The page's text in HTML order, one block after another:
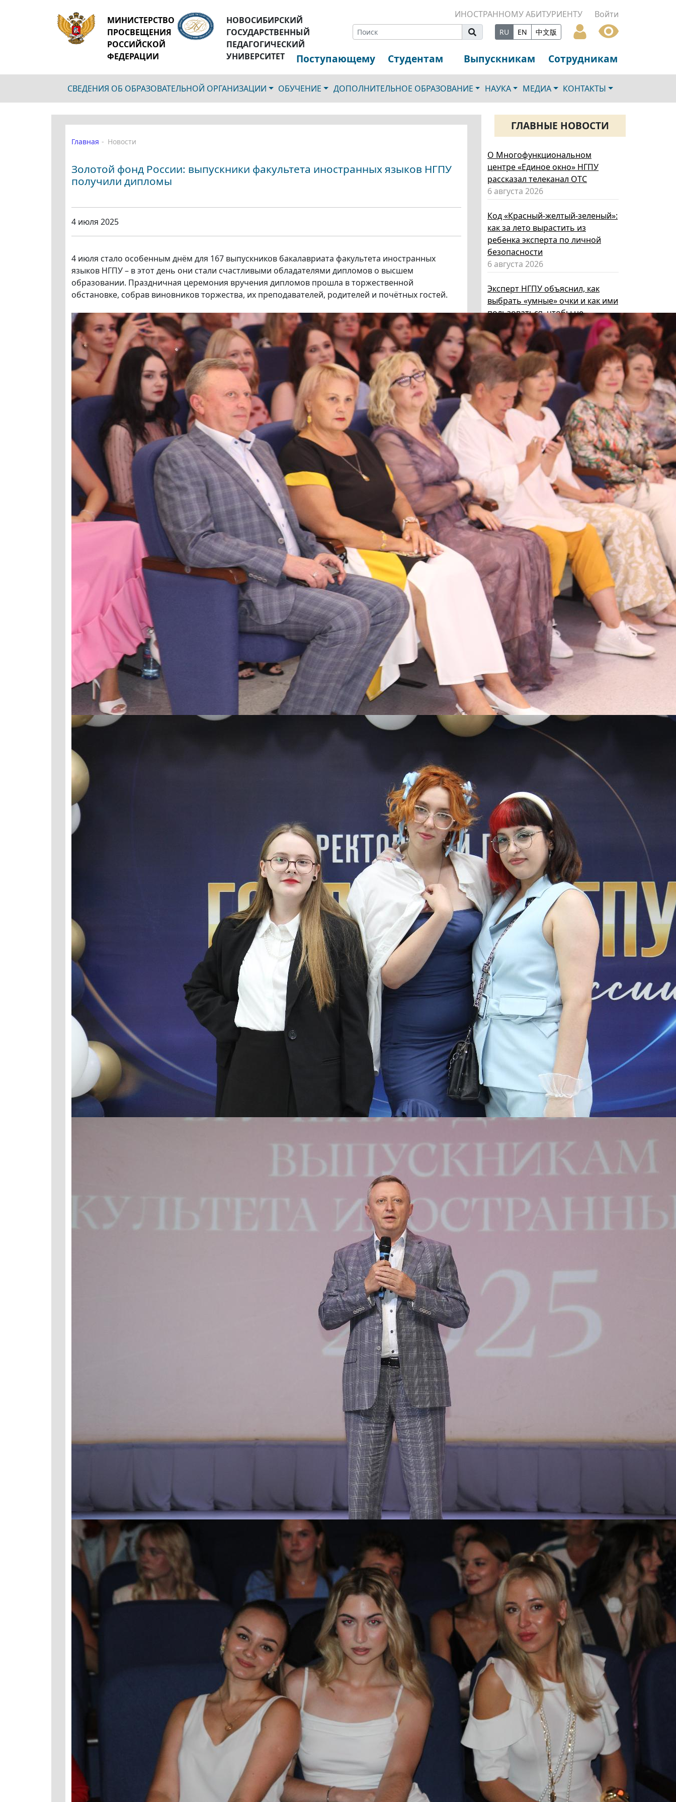
МИНИСТЕРСТВО
ПРОСВЕЩЕНИЯ
РОССИЙСКОЙ
ФЕДЕРАЦИИ
НОВОСИБИРСКИЙ
ГОСУДАРСТВЕННЫЙ
ПЕДАГОГИЧЕСКИЙ
УНИВЕРСИТЕТ
ИНОСТРАННОМУ АБИТУРИЕНТУ Войти
RU EN 中文版
Поступающему Студентам Выпускникам Сотрудникам
СВЕДЕНИЯ ОБ ОБРАЗОВАТЕЛЬНОЙ ОРГАНИЗАЦИИ ОБУЧЕНИЕ ДОПОЛНИТЕЛЬНОЕ ОБРАЗОВАНИЕ НАУКА МЕДИА КОНТАКТЫ
Главная Новости
Золотой фонд России: выпускники факультета иностранных языков НГПУ
получили дипломы
4 июля 2025
4 июля стало особенным днём для 167 выпускников бакалавриата факультета иностранных
языков НГПУ – в этот день они стали счастливыми обладателями дипломов о высшем
образовании. Праздничная церемония вручения дипломов прошла в торжественной
обстановке, собрав виновников торжества, их преподавателей, родителей и почётных гостей.
ГЛАВНЫЕ НОВОСТИ
О Многофункциональном
центре «Единое окно» НГПУ
рассказал телеканал ОТС
6 августа 2026
Код «Красный-желтый-зеленый»:
как за лето вырастить из
ребенка эксперта по личной
безопасности
6 августа 2026
Эксперт НГПУ объяснил, как
выбрать «умные» очки и как ими
пользоваться, чтобы не
нарушать закон
5 августа 2026
Директор ИИГСО НГПУ:
региональный компонент курса
«Россия – мои горизонты»
поможет школьникам с
выбором актуальной профессии
5 августа 2026
НГПУ ждет первокурсников на
собрания по зачислению
4 августа 2026
В НГПУ состоялось зачисление
первокурсников по целевой,
отдельной и особой квотам
3 августа 2026